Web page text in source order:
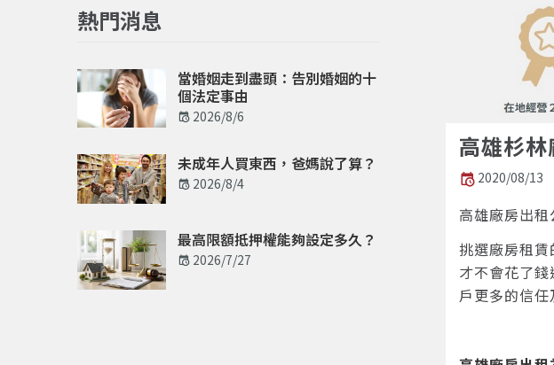
高雄杉
2020/08/13
高雄廠房出
挑選廠房租
才不會花了
戶更多的信
熱門消息
當婚姻走到盡頭：告別婚姻的十
個法定事由
2026/8/6
未成年人買東西，爸媽說了算？
2026/8/4
最高限額抵押權能夠設定多久？
2026/7/27